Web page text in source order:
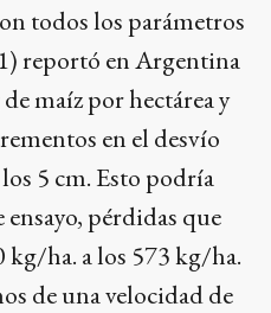
todos los parámetros
reportó en Argentina
maíz por hectárea y
en el desvío
5 cm. Esto podría
pérdidas que
ha. a los 573 kg/ha.
de una velocidad de